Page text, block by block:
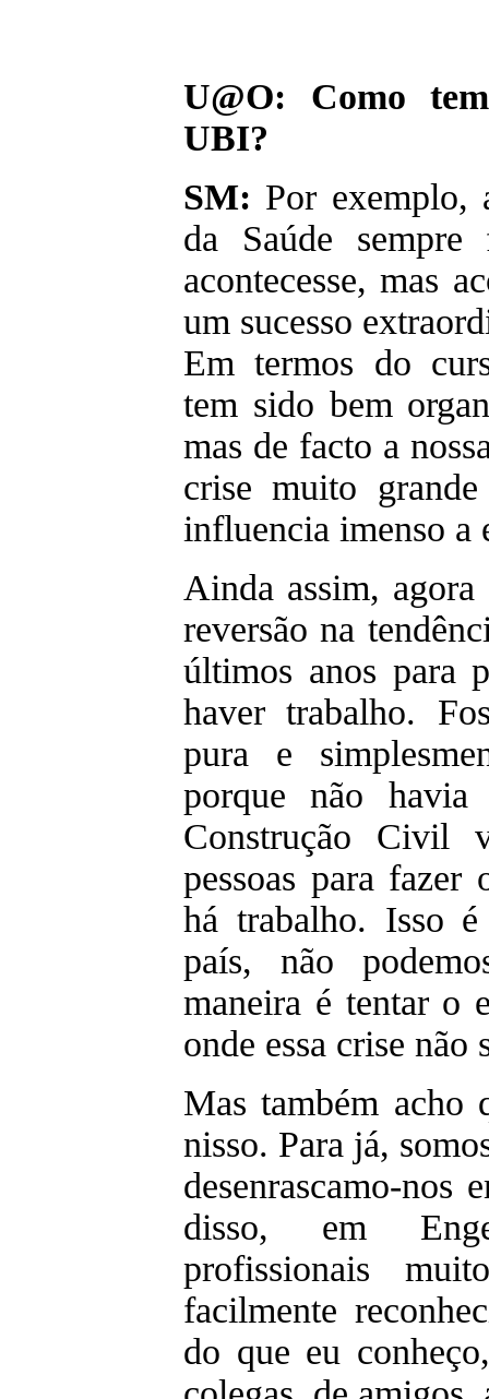
U@O: Como
UBI?
SM: Por exemplo,
da Saúde
acontecesse, mas
um sucesso
Em termos do
tem sido bem
mas de facto a
crise muito
influencia imenso a
Ainda assim,
reversão na
últimos anos para
haver trabalho.
pura e
porque não havia
Construção Civil
pessoas para fazer
há trabalho. Isso
país, não
maneira é tentar o
onde essa crise não
Mas também acho
nisso. Para já,
desenrascamo-nos
disso, em
profissionais
facilmente
do que eu